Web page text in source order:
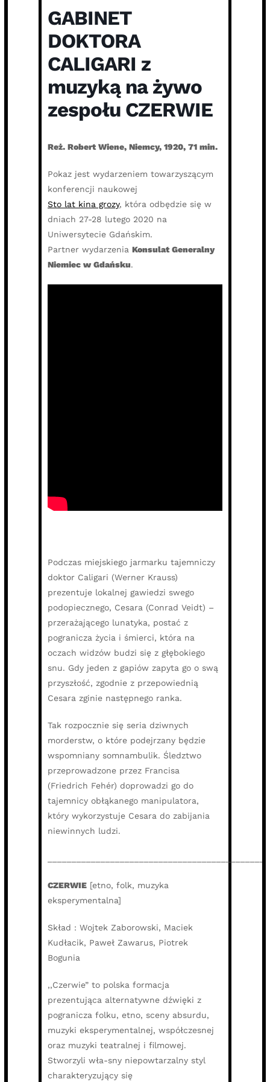
GABINET
DOKTORA
CALIGARI z
muzyką na żywo
zespołu CZERWIE
Reż. Robert Wiene, Niemcy, 1920, 71 min.
Pokaz jest wydarzeniem towarzyszącym
konferencji naukowej
Sto lat kina grozy, która odbędzie się w
dniach 27-28 lutego 2020 na
Uniwersytecie Gdańskim.
Partner wydarzenia Konsulat Generalny
Niemiec w Gdańsku.
Podczas miejskiego jarmarku tajemniczy
doktor Caligari (Werner Krauss)
prezentuje lokalnej gawiedzi swego
podopiecznego, Cesara (Conrad Veidt) –
przerażającego lunatyka, postać z
pogranicza życia i śmierci, która na
oczach widzów budzi się z głębokiego
snu. Gdy jeden z gapiów zapyta go o swą
przyszłość, zgodnie z przepowiednią
Cesara zginie następnego ranka.
Tak rozpocznie się seria dziwnych
morderstw, o które podejrzany będzie
wspomniany somnambulik. Śledztwo
przeprowadzone przez Francisa
(Friedrich Fehér) doprowadzi go do
tajemnicy obłąkanego manipulatora,
który wykorzystuje Cesara do zabijania
niewinnych ludzi.
CZERWIE [etno, folk, muzyka
eksperymentalna]
Skład : Wojtek Zaborowski, Maciek
Kudłacik, Paweł Zawarus, Piotrek
Bogunia
,,Czerwie” to polska formacja
prezentująca alternatywne dźwięki z
pogranicza folku, etno, sceny absurdu,
muzyki eksperymentalnej, współczesnej
oraz muzyki teatralnej i filmowej.
Stworzyli wła-sny niepowtarzalny styl
charakteryzujący się